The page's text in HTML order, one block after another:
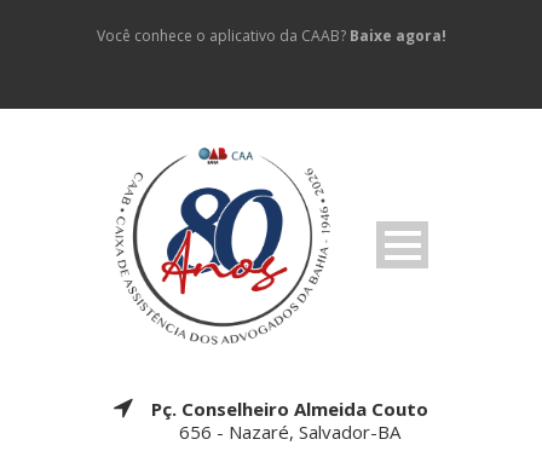
Você conhece o aplicativo da CAAB? Baixe agora!
Pç. Conselheiro Almeida Couto
656 - Nazaré, Salvador-BA